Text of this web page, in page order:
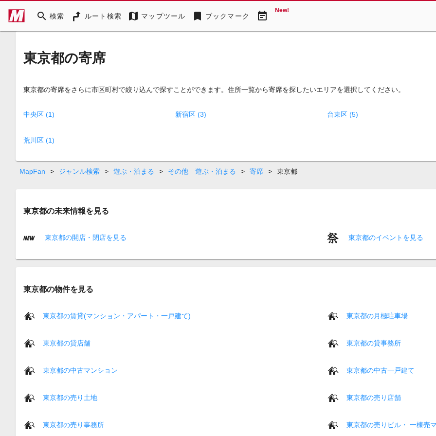
search 検索 ルート検索 map マップツール bookmark ブックマーク event_note New!
東京都の寄席
東京都の寄席をさらに市区町村で絞り込んで探すことができます。住所一覧から寄席を探したいエリアを選択してください。
中央区 (1) 新宿区 (3) 台東区 (5)
荒川区 (1)
MapFan > ジャンル検索 > 遊ぶ・泊まる > その他 遊ぶ・泊まる > 寄席 > 東京都
東京都の未来情報を見る
東京都の開店・閉店を見る 東京都のイベントを見る
東京都の物件を見る
東京都の賃貸(マンション・アパート・一戸建て) 東京都の月極駐車場
東京都の貸店舗 東京都の貸事務所
東京都の中古マンション 東京都の中古一戸建て
東京都の売り土地 東京都の売り店舗
東京都の売り事務所 東京都の売りビル・ 一棟売